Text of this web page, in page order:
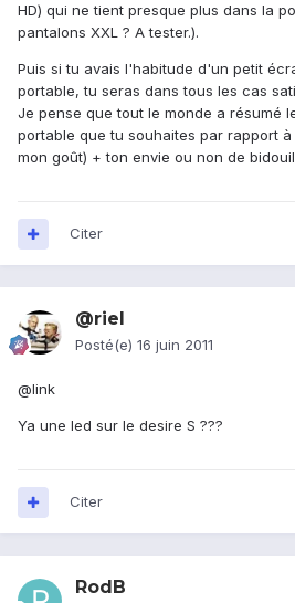
HD) qui ne tient presque plus dans la
pantalons XXL ? A tester.).
Puis si tu avais l'habitude d'un petit
portable, tu seras dans tous les cas
Je pense que tout le monde a résumé
portable que tu souhaites par rapport
mon goût) + ton envie ou non de
Citer
@riel
Posté(e) 16 juin 2011
@link
Ya une led sur le desire S ???
Citer
RodB